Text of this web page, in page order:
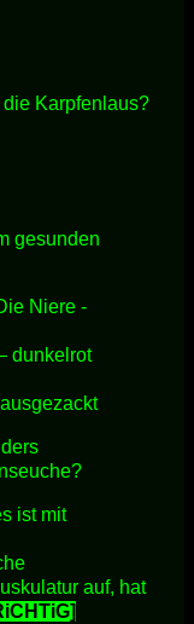
Karpfenlaus?
gesunden
Niere -
dunkelrot
ist mit
auf, hat